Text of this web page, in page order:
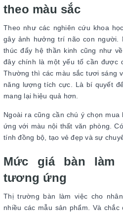
theo màu sắc
Theo như các nghiên cứu khoa
gây ảnh hưởng trí não con người.
thúc đẩy hệ thần kinh cũng như
đây chính là một yếu tố cần được
Thường thì các màu sắc tươi sáng
năng lượng tích cực. Là bí quyết
mang lại hiệu quả hơn.
Ngoài ra cũng cần chú ý chọn
ứng với màu nội thất văn phòng.
tính đồng bộ, tạo vẻ đẹp và sự
Mức giá bàn làm
tương ứng
Thị trường bàn làm việc cho
nhiều các mẫu sản phẩm. Và